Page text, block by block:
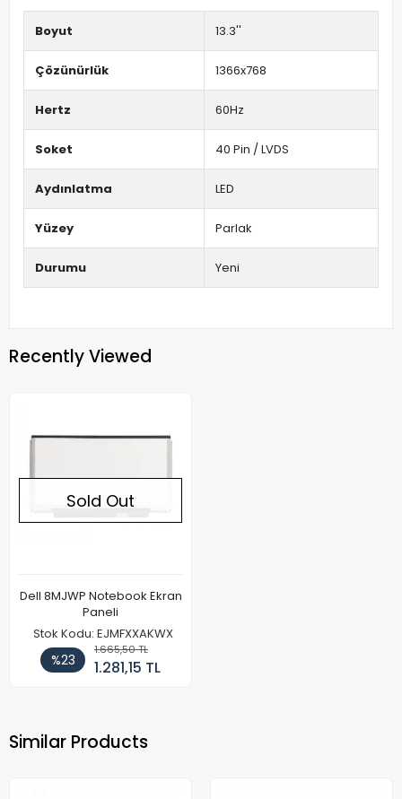
Boyut 13.3''
Çözünürlük 1366x768
Hertz 60Hz
Soket 40 Pin / LVDS
Aydınlatma LED
Yüzey Parlak
Durumu Yeni
Recently Viewed
Sold Out
Dell 8MJWP Notebook Ekran
Paneli
Stok Kodu: EJMFXXAKWX
%23
1.665,50 TL
1.281,15 TL
Similar Products